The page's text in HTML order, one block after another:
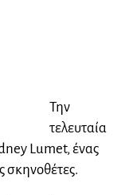
Την
τελευταία
Lumet, ένας
σκηνοθέτες.